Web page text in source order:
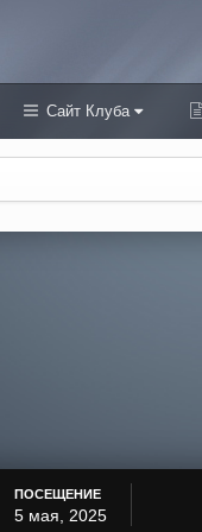
Сайт Клуба
ПОСЕЩЕНИЕ
5 мая, 2025